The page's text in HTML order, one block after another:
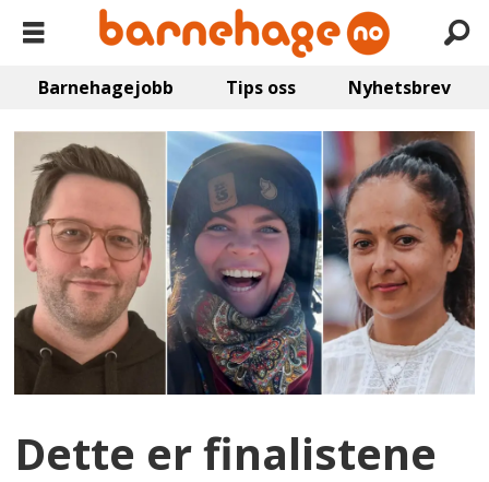
Barnehagejobb Tips oss Nyhetsbrev
Dette er finalistene